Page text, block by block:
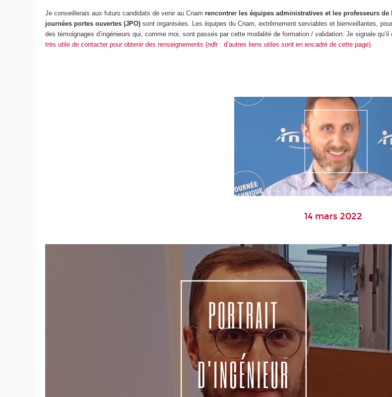
Je conseillerais aux futurs candidats de venir au Cnamrencontrer les équipes administratives et les professeurs de
journées portes ouvertes (JPO) sont organisées. Les équipes du Cnam, extrêmement serviables et bienveillantes,
des témoignages d’ingénieurs qui, comme moi, sont passés par cette modalité de formation / validation. Je signale
très utile de contacter pour obtenir des renseignements (ndlr : d’autres liens utiles sont en encadré de cette page).
14 mars 2022